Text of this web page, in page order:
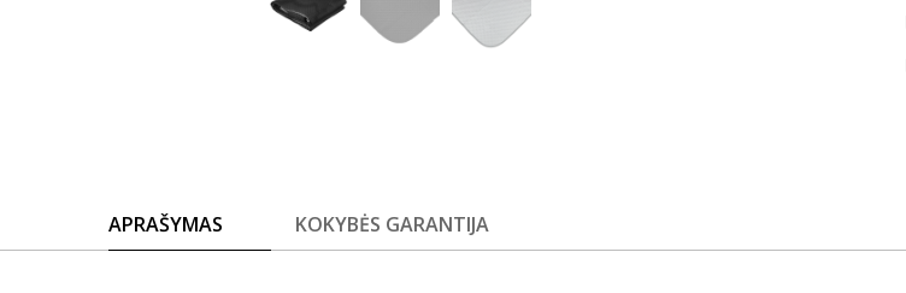
APRAŠYMAS KOKYBĖS GARANTIJA